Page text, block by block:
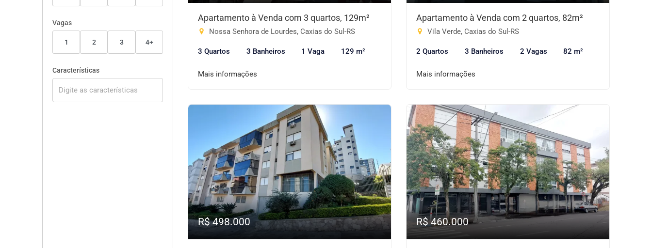
Vagas
1 2 3 4+
Características
Apartamento à Venda com 3 quartos, 129m²
Nossa Senhora de Lourdes, Caxias do Sul-RS
3 Quartos 3 Banheiros 1 Vaga 129 m²
Mais informações
Apartamento à Venda com 2 quartos, 82m²
Vila Verde, Caxias do Sul-RS
2 Quartos 3 Banheiros 2 Vagas 82 m²
Mais informações
R$ 498.000 R$ 460.000